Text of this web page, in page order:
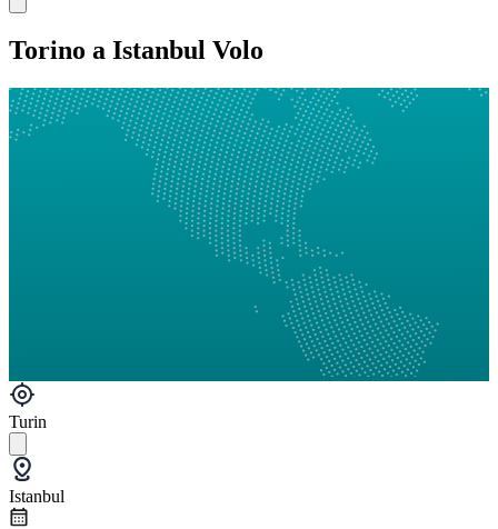
Torino a Istanbul Volo
Turin
Istanbul